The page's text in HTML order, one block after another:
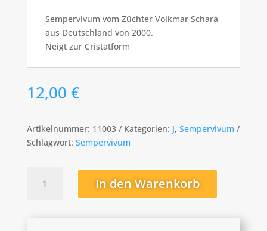
Sempervivum vom Züchter Volkmar Schara
aus Deutschland von 2000.
Neigt zur Cristatform
12,00 €
Artikelnummer: 11003 Kategorien: J, Sempervivum
Schlagwort: Sempervivum
Menge
In den Warenkorb